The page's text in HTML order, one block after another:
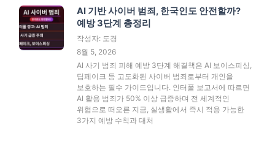
AI 기반 사이버 범죄, 한국인도 안전할까?
예방 3단계 총정리
작성자: 도경
8월 5, 2026
AI 사기 범죄 피해 예방 3단계 해결책은 AI 보이스피싱,
딥페이크 등 고도화된 사이버 범죄로부터 개인을
보호하는 필수 가이드입니다. 인터폴 보고서에 따르면
AI 활용 범죄가 50% 이상 급증하며 전 세계적인
위협으로 떠오른 지금, 실생활에서 즉시 적용 가능한
3가지 예방 수칙과 대처